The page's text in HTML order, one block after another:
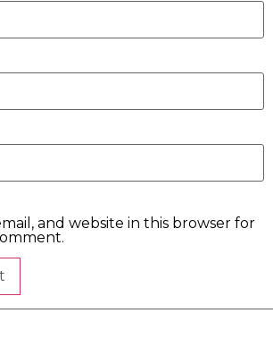
and website in this browser for